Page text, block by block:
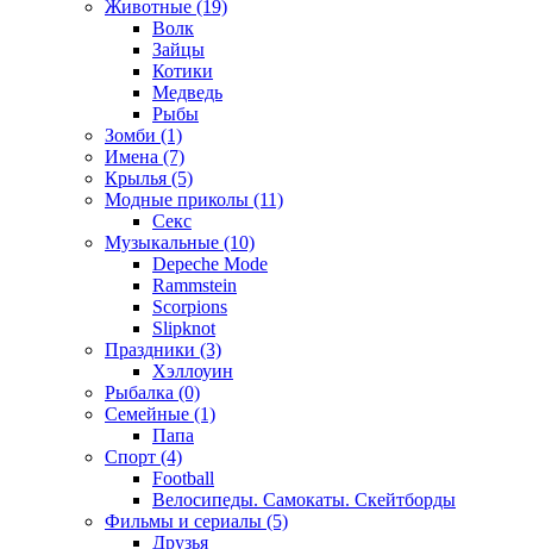
Животные (19)
Волк
Зайцы
Котики
Медведь
Рыбы
Зомби (1)
Имена (7)
Крылья (5)
Модные приколы (11)
Секс
Музыкальные (10)
Depeche Mode
Rammstein
Scorpions
Slipknot
Праздники (3)
Хэллоуин
Рыбалка (0)
Семейные (1)
Папа
Спорт (4)
Football
Велосипеды. Самокаты. Скейтборды
Фильмы и сериалы (5)
Друзья